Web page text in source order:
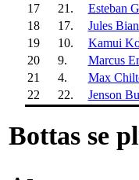
17
21. Esteban
18
17. Jules
19
10. Kamui
20
9. Marcus
21
4. Max
22
22. Jenson
Bottas se